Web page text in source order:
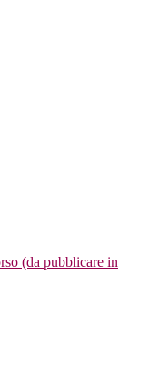
(da pubblicare in